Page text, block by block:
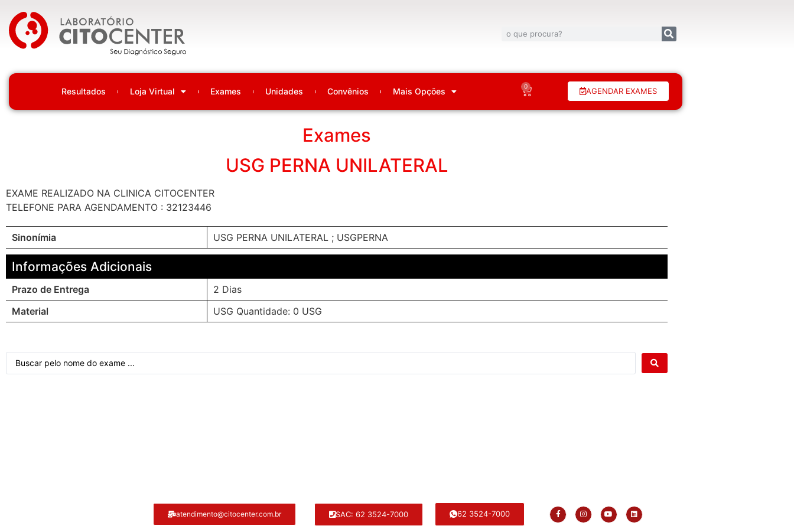
Laboratório Citocenter
Resultados Loja Virtual Exames Unidades Convênios Mais Opções 0 AGENDAR EXAMES
Exames
USG PERNA UNILATERAL
EXAME REALIZADO NA CLINICA CITOCENTER
TELEFONE PARA AGENDAMENTO : 32123446
Sinonímia USG PERNA UNILATERAL ; USGPERNA
Informações Adicionais
Prazo de Entrega
2 Dias
Material
USG Quantidade: 0 USG
atendimento@citocenter.com.br SAC: 62 3524-7000 62 3524-7000